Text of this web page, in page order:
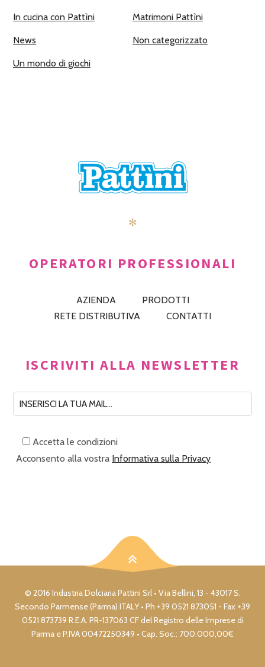
In cucina con Pattìni Matrimoni Pattìni
News Non categorizzato
Un mondo di giochi
✻
OPERATORI PROFESSIONALI
AZIENDA
PRODOTTI
RETE DISTRIBUTIVA
CONTATTI
ISCRIVITI ALLA NEWSLETTER
Accetta le condizioni
Acconsento alla vostra Informativa sulla Privacy
© 2016 Industria Dolciaria Pattini Srl • Via Bellini, 13 - 43017 S.
Secondo Parmense (Parma) ITALY • Ph +39 0521 873051 - Fax +39
0521 873739 R.E.A. PR-137063 CF del Registro delle Imprese di
Parma e P.IVA 00472250349 • Cap. Soc.: 700.000,00€